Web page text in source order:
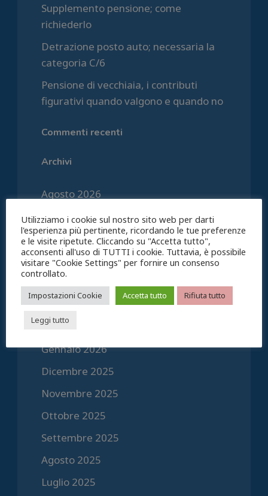
Supplemento pensione; come
richiederlo
Detrazione posto auto; necessaria la
categoria C/6
Pensione di vecchiaia, i contributi
figurativi quando valgono e quando no
Commenti recenti
Archivi
Agosto 2026
Luglio 2026
Giugno 2026
Maggio 2026
Marzo 2026
Febbraio 2026
Gennaio 2026
Dicembre 2025
Novembre 2025
Ottobre 2025
Settembre 2025
Agosto 2025
Luglio 2025
Utilizziamo i cookie sul nostro sito web per darti
l'esperienza più pertinente, ricordando le tue preferenze
e le visite ripetute. Cliccando su "Accetta tutto",
acconsenti all'uso di TUTTI i cookie. Tuttavia, è possibile
visitare "Cookie Settings" per fornire un consenso
controllato.
Impostazioni Cookie Accetta tutto Rifiuta tutto
Leggi tutto